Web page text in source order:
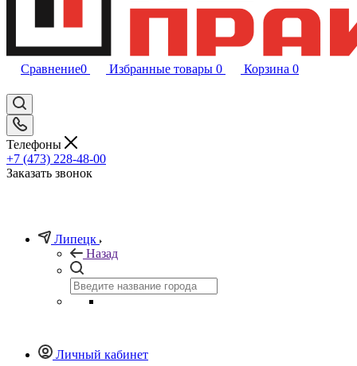
Сравнение0 Избранные товары 0 Корзина 0
Телефоны
+7 (473) 228-48-00
Заказать звонок
Липецк
Назад
Личный кабинет